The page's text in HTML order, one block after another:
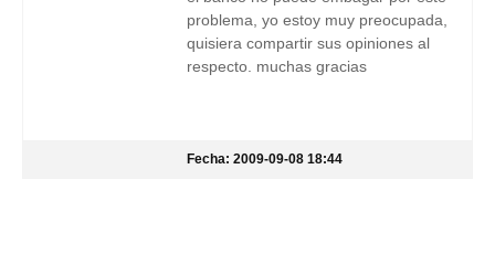
problema, yo estoy muy preocupada,
quisiera compartir sus opiniones al
respecto. muchas gracias
Fecha: 2009-09-08 18:44